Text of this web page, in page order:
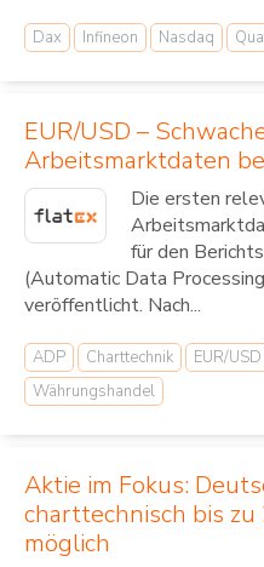
Dax Infineon Nasdaq
EUR/USD –
Arbeitsmarktdaten
Die ersten
für den
(Automatic Data
veröffentlicht. Nach...
ADP Charttechnik EUR/USD
Währungshandel
Aktie im Fokus:
charttechnisch bis
möglich